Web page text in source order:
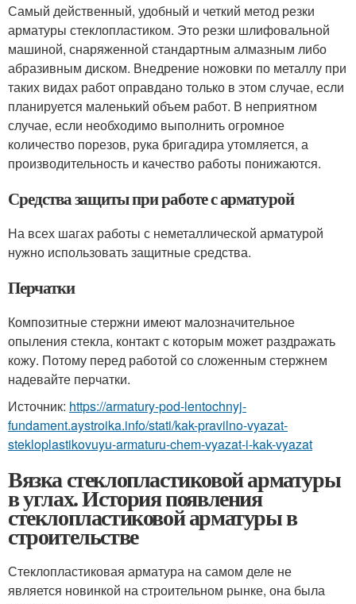
Самый действенный, удобный и четкий метод резки
арматуры стеклопластиком. Это резки шлифовальной
машиной, снаряженной стандартным алмазным либо
абразивным диском. Внедрение ножовки по металлу при
таких видах работ оправдано только в этом случае, если
планируется маленький объем работ. В неприятном
случае, если необходимо выполнить огромное
количество порезов, рука бригадира утомляется, а
производительность и качество работы понижаются.
Средства защиты при работе с арматурой
На всех шагах работы с неметаллической арматурой
нужно использовать защитные средства.
Перчатки
Композитные стержни имеют малозначительное
опыления стекла, контакт с которым может раздражать
кожу. Потому перед работой со сложенным стержнем
надевайте перчатки.
Источник: https://armatury-pod-lentochnyj-
fundament.aystroika.info/stati/kak-pravilno-vyazat-
stekloplastikovuyu-armaturu-chem-vyazat-i-kak-vyazat
Вязка стеклопластиковой арматуры
в углах. История появления
стеклопластиковой арматуры в
строительстве
Стеклопластиковая арматура на самом деле не
является новинкой на строительном рынке, она была